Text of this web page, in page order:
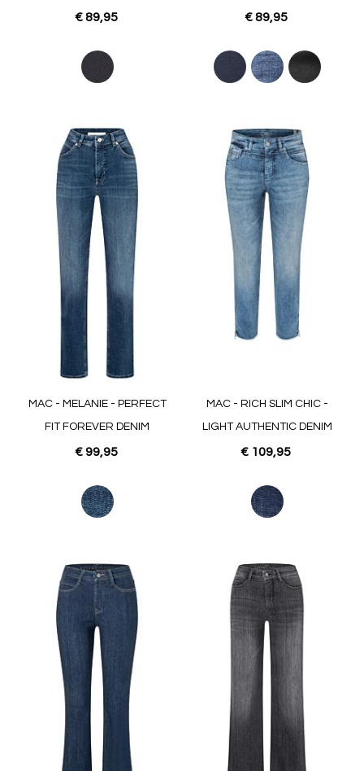
€ 89,95 € 89,95
MAC - MELANIE - PERFECT
FIT FOREVER DENIM
€ 99,95
MAC - RICH SLIM CHIC -
LIGHT AUTHENTIC DENIM
€ 109,95